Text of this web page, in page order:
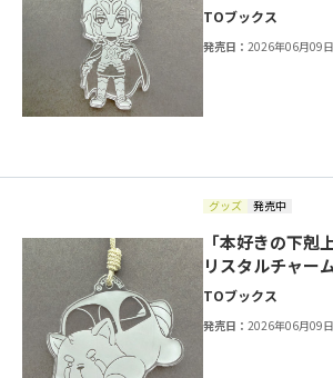
TOブックス
発売日：2026年06月09日
グッズ 発売中
「本好きの下
リスタルチャ
TOブックス
発売日：2026年06月09日